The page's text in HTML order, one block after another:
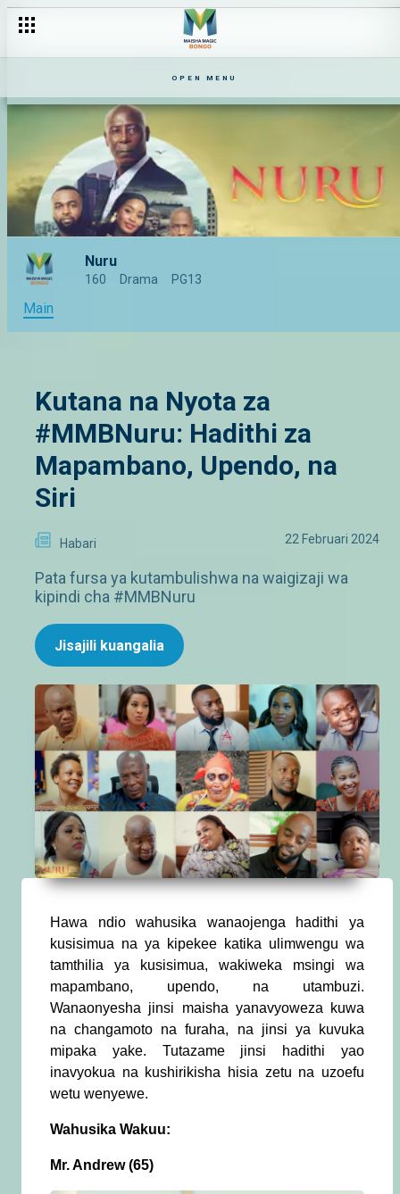
OPEN MENU
Nuru
160 Drama PG13
Main
Kutana na Nyota za
#MMBNuru: Hadithi za
Mapambano, Upendo, na
Siri
Habari 22 Februari 2024
Pata fursa ya kutambulishwa na waigizaji wa
kipindi cha #MMBNuru
Jisajili kuangalia
Hawa ndio wahusika wanaojenga hadithi ya
kusisimua na ya kipekee katika ulimwengu wa
tamthilia ya kusisimua, wakiweka msingi wa
mapambano, upendo, na utambuzi.
Wanaonyesha jinsi maisha yanavyoweza kuwa
na changamoto na furaha, na jinsi ya kuvuka
mipaka yake. Tutazame jinsi hadithi yao
inavyokua na kushirikisha hisia zetu na uzoefu
wetu wenyewe.
Wahusika Wakuu:
Mr. Andrew (65)